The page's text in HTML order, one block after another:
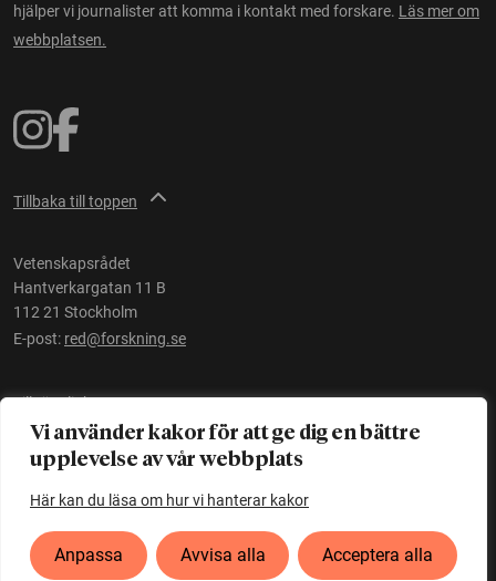
Vi använder kakor för att ge dig en bättre
upplevelse av vår webbplats
Här kan du läsa om hur vi hanterar kakor
Anpassa Avvisa alla Acceptera alla
hjälper vi journalister att komma i kontakt med forskare. Läs mer om
webbplatsen.
Tillbaka till toppen
Vetenskapsrådet
Hantverkargatan 11 B
112 21 Stockholm
E-post: red@forskning.se
Tillgänglighet
Ett initiativ avVetenskapsrådet